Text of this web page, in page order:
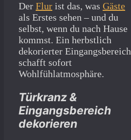
Der Flur ist das, was Gäste
als Erstes sehen – und du
selbst, wenn du nach Hause
kommst. Ein herbstlich
dekorierter Eingangsbereich
schafft sofort
Wohlfühlatmosphäre.
Türkranz &
Eingangsbereich
dekorieren